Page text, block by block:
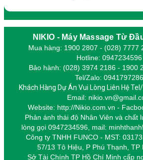
NIKIO - Máy Massage Từ
Mua hàng: 1900 2807 - (028) 7777
Hotline: 0947234596
Bảo hành: (028) 3974 2186 - 1900
Tel/Zalo: 0941797286
Khách Hàng Dự Án Vui Lòng Liên Hệ
Email:
Website: http://Nikio.com.vn -
Phản ánh thái độ Nhân Viên và chất
lòng gọi 0947234596, mail:
Công ty TNHH FUNCO - MST:
57/13 Tô Hiệu, P Phú Thạnh, TP
Sở Tài Chính TP Hồ Chí Minh cấp